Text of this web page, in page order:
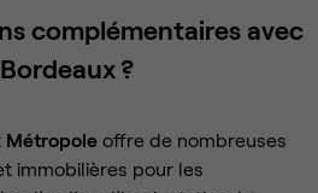
complémentaires avec
?
Métropole offre de nombreuses
immobilières pour les